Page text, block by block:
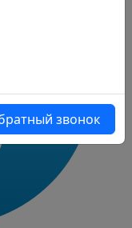
звонок